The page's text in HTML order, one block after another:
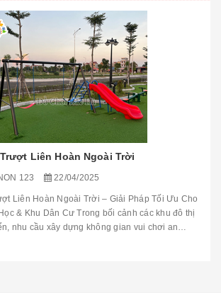
Liên Hoàn Ngoài Trời
123 22/04/2025
Liên Hoàn Ngoài Trời – Giải Pháp Tối Ưu Cho
& Khu Dân Cư Trong bối cảnh các khu đô thị
nhu cầu xây dựng không gian vui chơi an